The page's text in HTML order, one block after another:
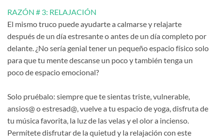
RAZÓN # 3: RELAJACIÓN
El mismo truco puede ayudarte a calmarse y relajarte
después de un día estresante o antes de un día completo por
delante. ¿No sería genial tener un pequeño espacio físico solo
para que tu mente descanse un poco y también tenga un
poco de espacio emocional?
Solo pruébalo: siempre que te sientas triste, vulnerable,
ansios@ o estresad@, vuelve a tu espacio de yoga, disfruta de
tu música favorita, la luz de las velas y el olor a incienso.
Permítete disfrutar de la quietud y la relajación con este